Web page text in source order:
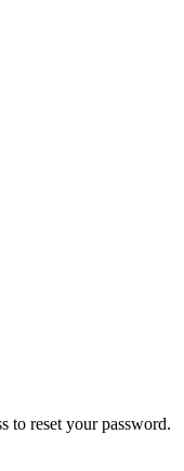
to reset your password.